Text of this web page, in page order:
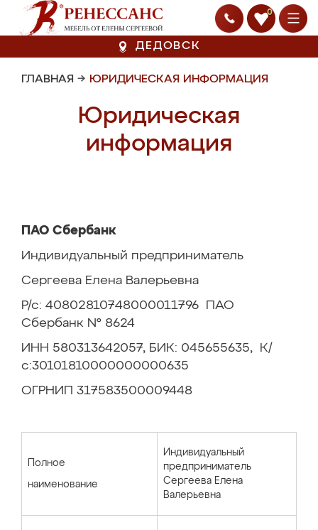
0
ДЕДОВСК
ГЛАВНАЯ → ЮРИДИЧЕСКАЯ ИНФОРМАЦИЯ
Юридическая
информация
ПАО Сбербанк
Индивидуальный предприниматель
Сергеева Елена Валерьевна
Р/с: 40802810748000011796 ПАО
Сбербанк № 8624
ИНН 580313642057, БИК: 045655635, К/
с:30101810000000000635
ОГРНИП 317583500009448
Полное
наименование
Индивидуальный
предприниматель
Сергеева Елена
Валерьевна